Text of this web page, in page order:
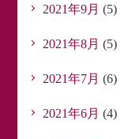
2021年9月 (5)
2021年8月 (5)
2021年7月 (6)
2021年6月 (4)